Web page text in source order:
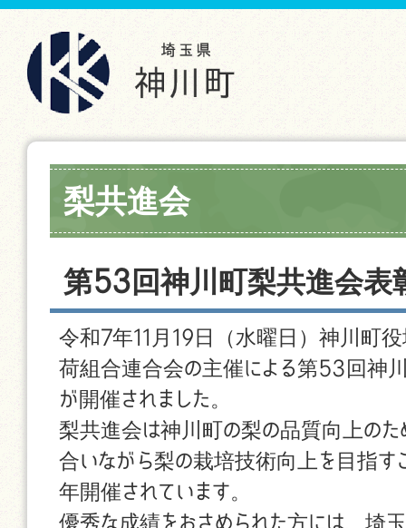
梨共進会
第53回神川町梨共進会表
令和7年11月19日（水曜日）神川町
荷組合連合会の主催による第53回神
が開催されました。
梨共進会は神川町の梨の品質向上の
合いながら梨の栽培技術向上を目指す
年開催されています。
優秀な成績をおさめられた方には、埼